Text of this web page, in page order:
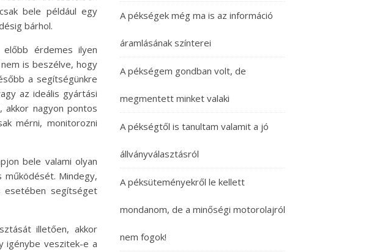
bele például egy
bárhol.
érdemes ilyen
is beszélve, hogy
a segítségünkre
az ideális gyártási
akkor nagyon pontos
mérni, monitorozni
bele valami olyan
Mindegy,
esetében segítséget
illetően, akkor
igénybe veszitek-e a
A pékségek még ma is az információ
áramlásának színterei
A pékségem gondban volt, de
megmentett minket valaki
A pékségtől is tanultam valamit a jó
állványválasztásról
A péksüteményekről le kellett
mondanom, de a minőségi motorolajról
nem fogok!